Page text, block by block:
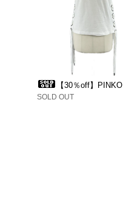
【30％off】PINKO
SOLD OUT